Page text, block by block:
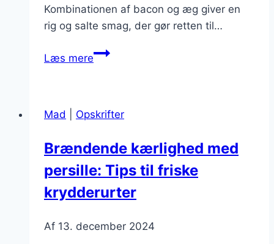
Kombinationen af bacon og æg giver en
rig og salte smag, der gør retten til…
Læs mereRådmendekarlighdmed
Mad
Opskrifter
Brændende kærlighed med
persille: Tips til friske
krydderurter
Af 13. december 2024